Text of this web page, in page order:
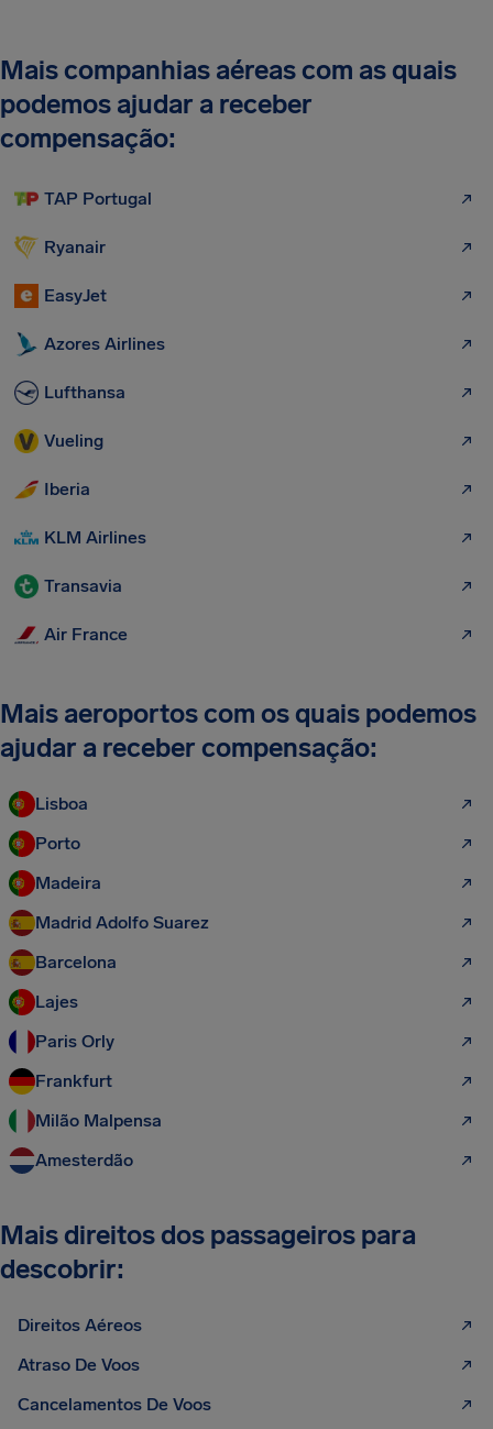
Mais companhias aéreas com as quais
podemos ajudar a receber
compensação:
TAP Portugal
Ryanair
EasyJet
Azores Airlines
Lufthansa
Vueling
Iberia
KLM Airlines
Transavia
Air France
Mais aeroportos com os quais podemos
ajudar a receber compensação:
Lisboa
Porto
Madeira
Madrid Adolfo Suarez
Barcelona
Lajes
Paris Orly
Frankfurt
Milão Malpensa
Amesterdão
Mais direitos dos passageiros para
descobrir:
Direitos Aéreos
Atraso De Voos
Cancelamentos De Voos